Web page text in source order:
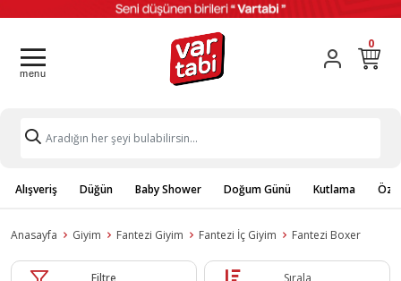
0
Alışveriş Düğün Baby Shower Doğum Günü Kutlama
Anasayfa Giyim Fantezi Giyim Fantezi İç Giyim Fantezi Boxer
Filtre Sırala